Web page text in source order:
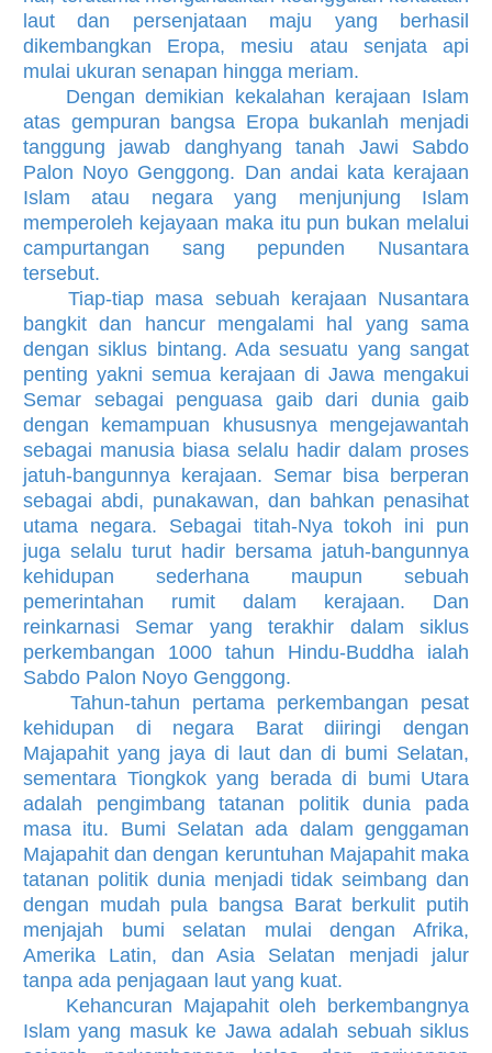
laut dan persenjataan maju yang berhasil
dikembangkan Eropa, mesiu atau senjata api
mulai ukuran senapan hingga meriam.
Dengan demikian kekalahan kerajaan Islam
atas gempuran bangsa Eropa bukanlah menjadi
tanggung jawab danghyang tanah Jawi Sabdo
Palon Noyo Genggong. Dan andai kata kerajaan
Islam atau negara yang menjunjung Islam
memperoleh kejayaan maka itu pun bukan melalui
campurtangan sang pepunden Nusantara
tersebut.
Tiap-tiap masa sebuah kerajaan Nusantara
bangkit dan hancur mengalami hal yang sama
dengan siklus bintang. Ada sesuatu yang sangat
penting yakni semua kerajaan di Jawa mengakui
Semar sebagai penguasa gaib dari dunia gaib
dengan kemampuan khususnya mengejawantah
sebagai manusia biasa selalu hadir dalam proses
jatuh-bangunnya kerajaan. Semar bisa berperan
sebagai abdi, punakawan, dan bahkan penasihat
utama negara. Sebagai titah-Nya tokoh ini pun
juga selalu turut hadir bersama jatuh-bangunnya
kehidupan sederhana maupun sebuah
pemerintahan rumit dalam kerajaan. Dan
reinkarnasi Semar yang terakhir dalam siklus
perkembangan 1000 tahun Hindu-Buddha ialah
Sabdo Palon Noyo Genggong.
Tahun-tahun pertama perkembangan pesat
kehidupan di negara Barat diiringi dengan
Majapahit yang jaya di laut dan di bumi Selatan,
sementara Tiongkok yang berada di bumi Utara
adalah pengimbang tatanan politik dunia pada
masa itu. Bumi Selatan ada dalam genggaman
Majapahit dan dengan keruntuhan Majapahit maka
tatanan politik dunia menjadi tidak seimbang dan
dengan mudah pula bangsa Barat berkulit putih
menjajah bumi selatan mulai dengan Afrika,
Amerika Latin, dan Asia Selatan menjadi jalur
tanpa ada penjagaan laut yang kuat.
Kehancuran Majapahit oleh berkembangnya
Islam yang masuk ke Jawa adalah sebuah siklus